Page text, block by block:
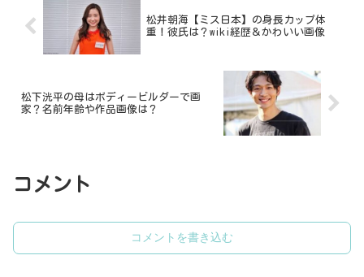
松井朝海【ミス日本】の身長カップ体
重！彼氏は？wiki経歴＆かわいい画像
松下洸平の母はボディービルダーで画
家？名前年齢や作品画像は？
コメント
コメントを書き込む